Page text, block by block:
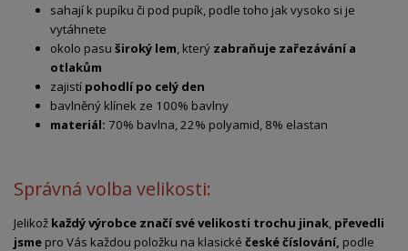
sahají k pupíku či pod pupík, podle toho jak vysoko si je
vytáhnete
okolo pasu široký lem, který zabraňuje zařezávání a
otlakům
zajistí pohodlí po celý den
bavlněný klínek ze 100% bavlny
materiál: 70% bavlna, 22% polyamid, 8% elastan
Správná volba velikosti:
Jelikož každý výrobce značí své velikosti trochu jinak, převedli
jsme pro Vás každou položku na klasické české číslování, podle